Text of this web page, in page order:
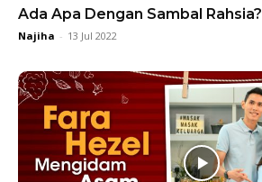
Ada Apa Dengan Sambal Rahsia?
Najiha - 13 Jul 2022